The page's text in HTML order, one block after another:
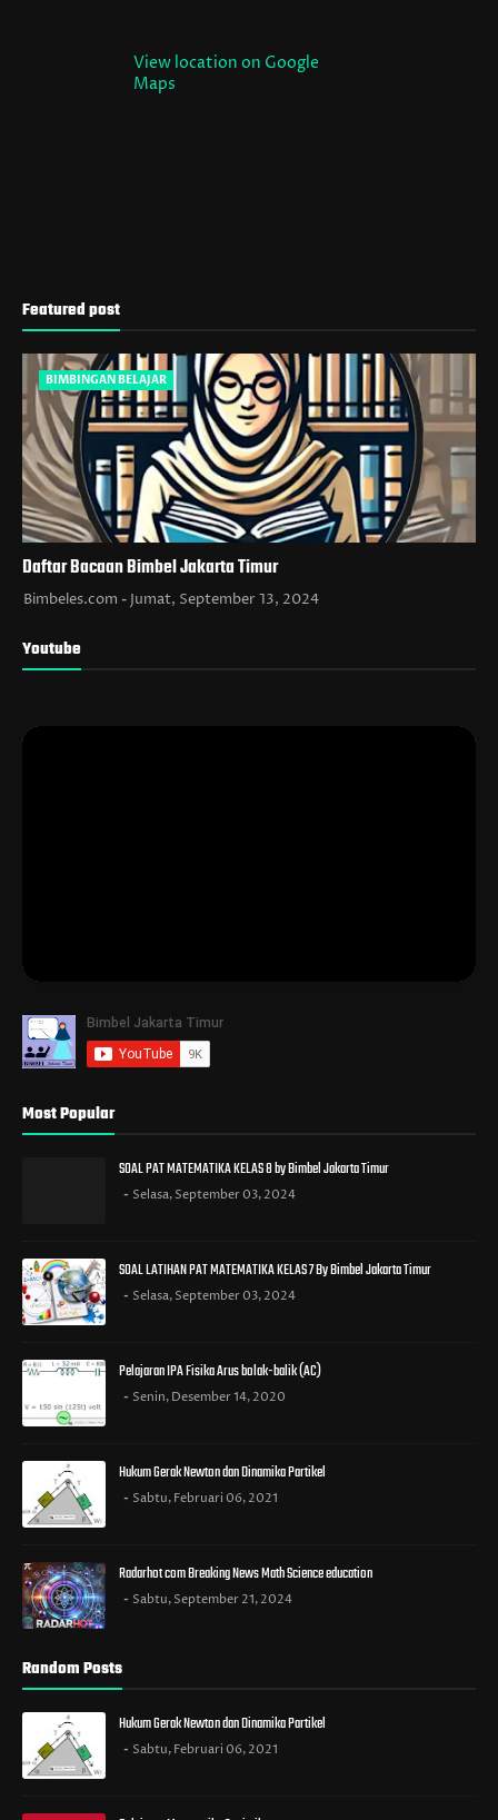
View location on Google
Maps
Featured post
BIMBINGAN BELAJAR
Daftar Bacaan Bimbel Jakarta Timur
Bimbeles.com Jumat, September 13, 2024
Youtube
Most Popular
SOAL PAT MATEMATIKA KELAS 8 by Bimbel Jakarta Timur
Selasa, September 03, 2024
SOAL LATIHAN PAT MATEMATIKA KELAS 7 By Bimbel Jakarta Timur
Selasa, September 03, 2024
Pelajaran IPA Fisika Arus bolak-balik (AC)
Senin, Desember 14, 2020
Hukum Gerak Newton dan Dinamika Partikel
Sabtu, Februari 06, 2021
Radarhot com Breaking News Math Science education
Sabtu, September 21, 2024
Random Posts
Hukum Gerak Newton dan Dinamika Partikel
Sabtu, Februari 06, 2021